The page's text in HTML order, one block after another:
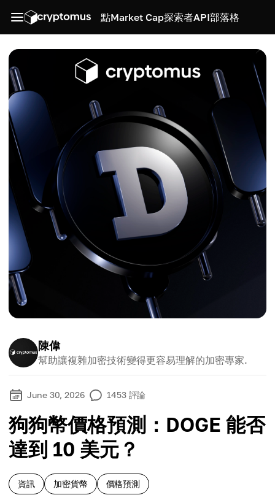
點Market Cap探索者API部落格
陳偉
幫助讓複雜加密技術變得更容易理解的加密專家.
June 30, 2026 1453 評論
狗狗幣價格預測：DOGE 能否
達到 10 美元？
資訊 加密貨幣 價格預測